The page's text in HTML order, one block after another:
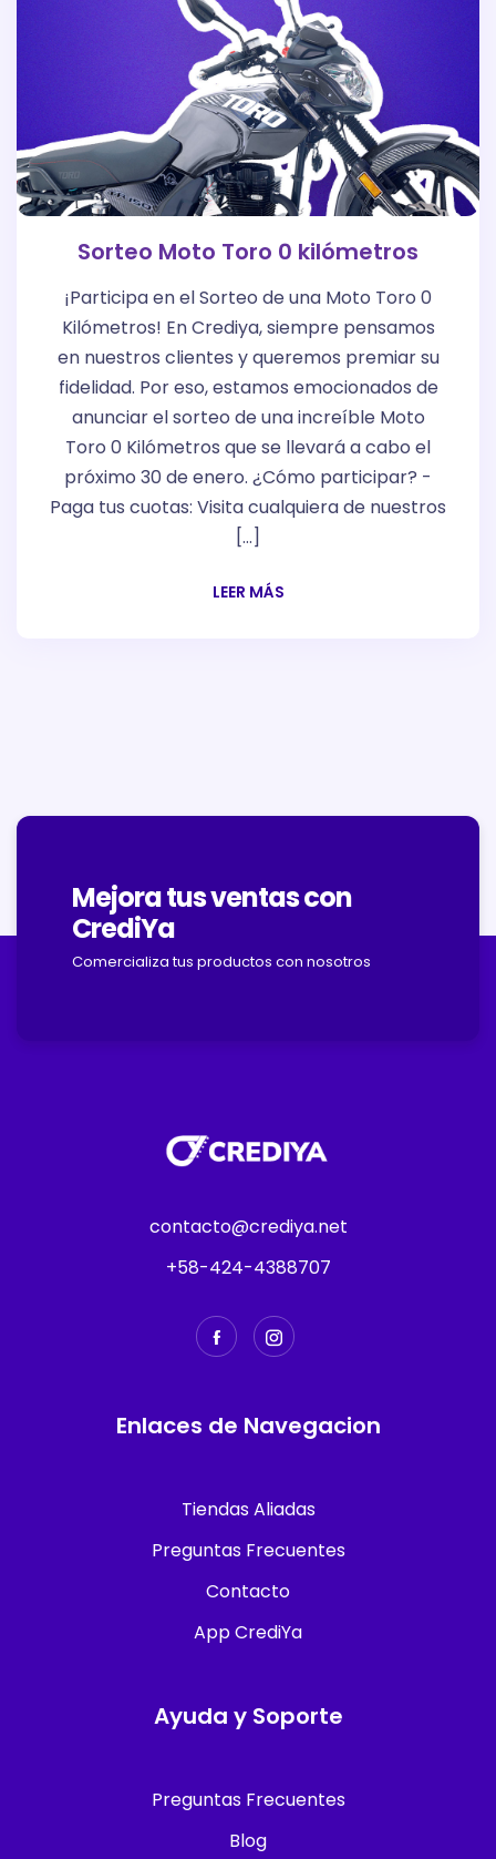
Sorteo Moto Toro 0 kilómetros
¡Participa en el Sorteo de una Moto Toro 0
Kilómetros! En Crediya, siempre pensamos
en nuestros clientes y queremos premiar su
fidelidad. Por eso, estamos emocionados de
anunciar el sorteo de una increíble Moto
Toro 0 Kilómetros que se llevará a cabo el
próximo 30 de enero. ¿Cómo participar? -
Paga tus cuotas: Visita cualquiera de nuestros
[…]
LEER MÁS
Mejora tus ventas con
CrediYa
Comercializa tus productos con nosotros
contacto@crediya.net
+58-424-4388707
Enlaces de Navegacion
Tiendas Aliadas
Preguntas Frecuentes
Contacto
App CrediYa
Ayuda y Soporte
Preguntas Frecuentes
Blog